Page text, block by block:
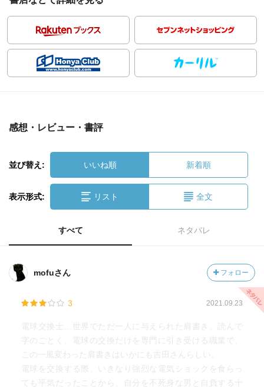
感想・レビュー・書評
並び替え: いいね順 新着順
表示形式: リスト 全文
すべて ネタバレ
mofuさん フォロー
3 2021.09.23
電球交換士…世界でただ一人に与えられた肩書き。読んで
字のごとく、電球の交換だけを専門に引き受ける職業で、
この一風変わった肩書きはいかにも吉田さんらしい。
電球を交換する際、いきなり強烈な電気ショックを食らっ
ても平気だったことから、自分を不死身な男と自負する十